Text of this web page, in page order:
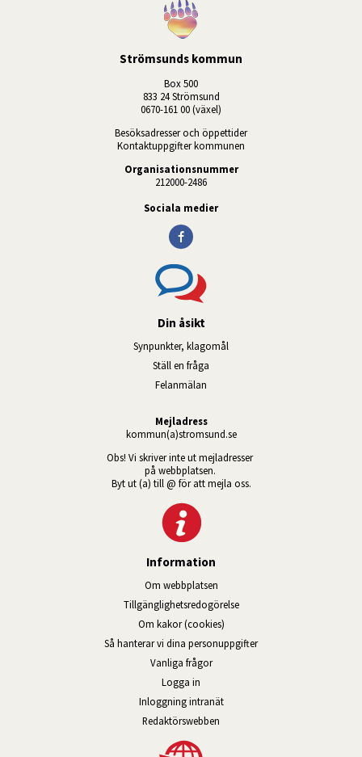
Strömsunds kommun
Box 500
833 24 Strömsund
0670-161 00 (växel)
Besöksadresser och öppettider
Kontaktuppgifter kommunen
Organisationsnummer
212000-2486
Sociala medier
Din åsikt
Synpunkter, klagomål
Ställ en fråga
Felanmälan
Mejladress
kommun(a)stromsund.se
Obs! Vi skriver inte ut mejladresser
på webbplatsen.
Byt ut (a) till @ för att mejla oss.
Information
Om webbplatsen
Tillgänglig­hets­redo­görelse
Om kakor (cookies)
Så hanterar vi dina personuppgifter
Vanliga frågor
Logga in
Inloggning intranätÖppnas i nytt fönster.
Redaktörswebben